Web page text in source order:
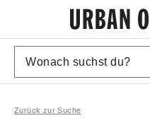
Zurück zur Suche